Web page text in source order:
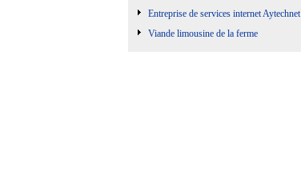
Entreprise de services internet Aytechnet
Viande limousine de la ferme